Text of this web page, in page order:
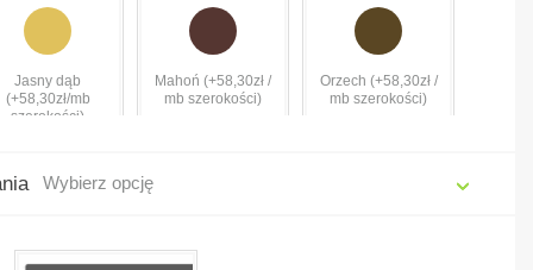
Jasny dąb
(+58,30zł/mb
szerokości)
Mahoń (+58,30zł /
mb szerokości)
Orzech (+58,30zł /
mb szerokości)
Wybierz opcję